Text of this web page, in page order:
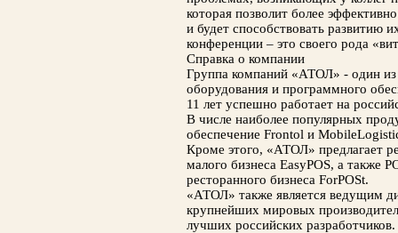
которая позволит более
и будет способствовать развитию
конференции – это своего рода
Справка о компании
Группа компаний «АТОЛ» - один из
оборудования и программного
11 лет успешно работает на
В числе наиболее популярных
обеспечение Frontol и
Кроме этого, «АТОЛ» предлагает
малого бизнеса EasyPOS, а также
ресторанного бизнеса ForPOSt.
«АТОЛ» также является ведущим
крупнейших мировых
лучших российских разработчиков.